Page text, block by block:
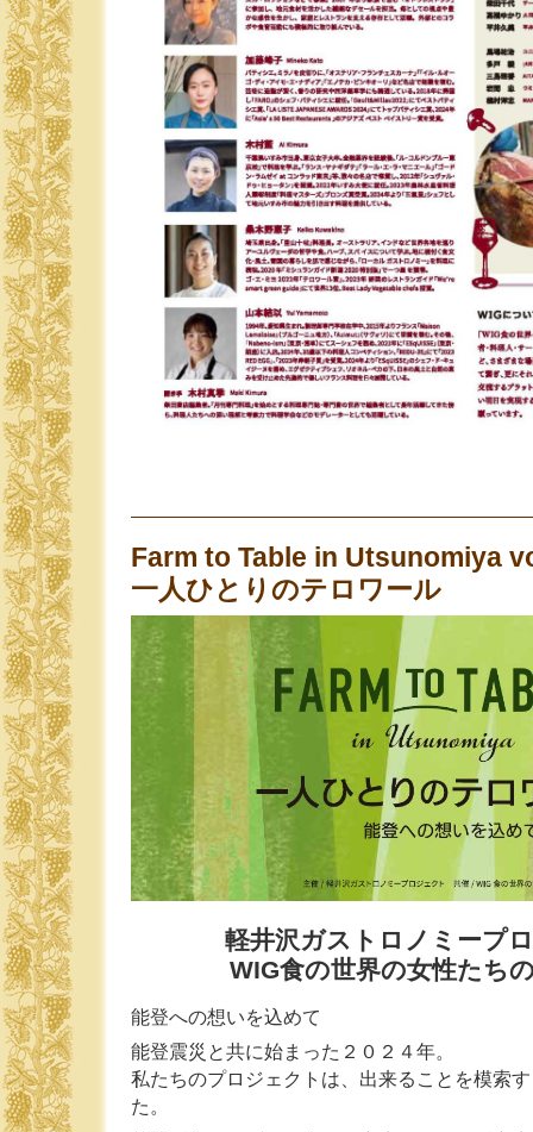
Farm to Table in Utsunomiya
一人ひとりのテロワール
軽井沢ガストロノミープ
WIG食の世界の女性たち
能登への想いを込めて
能登震災と共に始まった２０２４年。
私たちのプロジェクトは、出来ることを模索
た。